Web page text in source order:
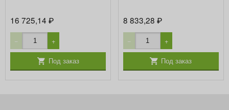
16 725,14₽
− +
Под заказ
8 833,28 ₽
− +
Под заказ